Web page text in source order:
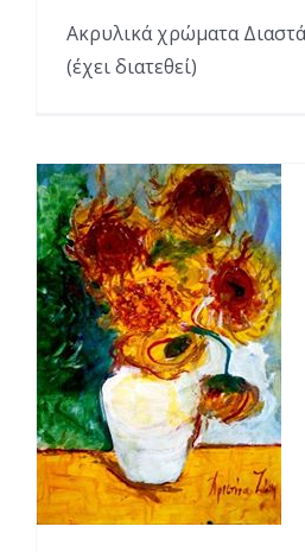
Ακρυλικά χρώματα
(έχει διατεθεί)